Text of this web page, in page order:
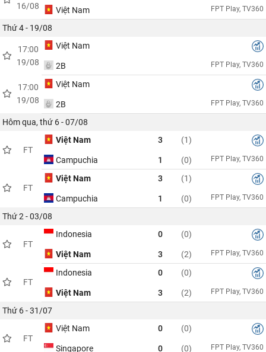
16/08
Việt Nam FPT Play, TV360
Thứ 4 - 19/08
17:00
19/08
Việt Nam
2B FPT Play, TV360
17:00
19/08
Việt Nam
2B FPT Play, TV360
Hôm qua, thứ 6 - 07/08
FT
Việt Nam 3 (1)
Campuchia 1 (0) FPT Play, TV360
FT
Việt Nam 3 (1)
Campuchia 1 (0) FPT Play, TV360
Thứ 2 - 03/08
FT
Indonesia 0 (0)
Việt Nam 3 (2) FPT Play, TV360
FT
Indonesia 0 (0)
Việt Nam 3 (2) FPT Play, TV360
Thứ 6 - 31/07
FT
Việt Nam 0 (0)
Singapore 0 (0) FPT Play, TV360